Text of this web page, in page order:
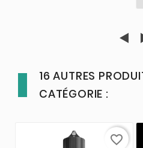
16 AUTRES
CATÉGORIE :
favorite_border